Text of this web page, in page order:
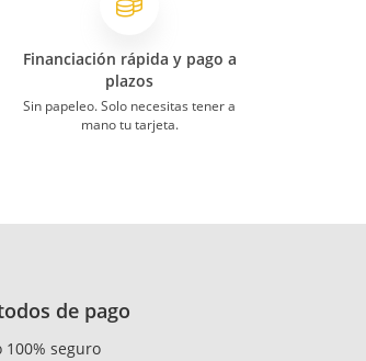
Financiación rápida y pago a
plazos
Sin papeleo. Solo necesitas tener a
mano tu tarjeta.
de pago
100% seguro